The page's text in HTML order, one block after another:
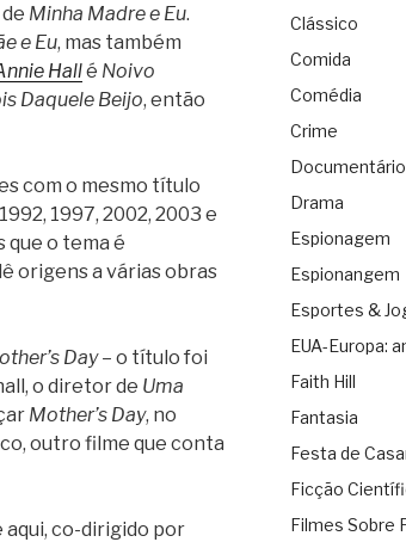
Minha Madre e Eu.
e Eu, mas também
Hallé Noivo
Daquele Beijo, então
com o mesmo título
1997, 2002, 2003 e
que o tema é
origens a várias obras
Day– o título foi
o diretor de Uma
Mother’s Day, no
outro filme que conta
aqui, co-dirigido por
Clássico
Comida
Comédia
Crime
Documentário
Drama
Espionagem
Espionangem
Esportes &
EUA-Europa:
Faith Hill
Fantasia
Festa de
Ficção
Filmes Sobre